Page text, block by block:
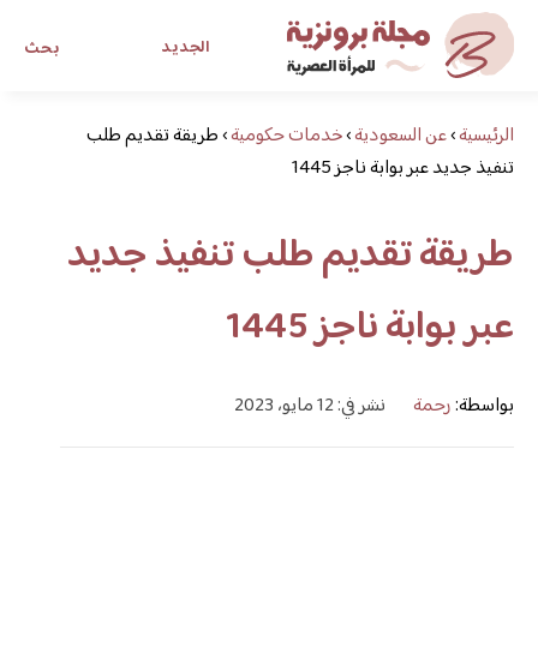
بحث الجديد
مجلة برونزية للفتاة العصريةالرئيسية›عن السعودية›خدمات حكومية›طريقة تقديم طلب
تنفيذ جديد عبر بوابة ناجز 1445
طريقة تقديم طلب تنفيذ جديد
عبر بوابة ناجز 1445
بواسطة:رحمة نشر في: 12 مايو، 2023